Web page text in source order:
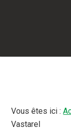
Vous êtes ici :
Vastarel